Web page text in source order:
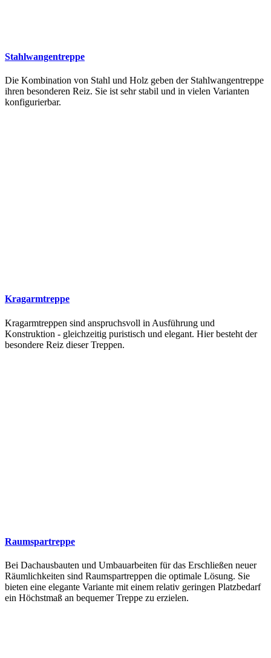
Stahlwangentreppe
Die Kombination von Stahl und Holz geben der Stahlwangentreppe
ihren besonderen Reiz. Sie ist sehr stabil und in vielen Varianten
konfigurierbar.
Kragarmtreppe
Kragarmtreppen sind anspruchsvoll in Ausführung und
Konstruktion - gleichzeitig puristisch und elegant. Hier besteht der
besondere Reiz dieser Treppen.
Raumspartreppe
Bei Dachausbauten und Umbauarbeiten für das Erschließen neuer
Räumlichkeiten sind Raumspartreppen die optimale Lösung. Sie
bieten eine elegante Variante mit einem relativ geringen Platzbedarf
ein Höchstmaß an bequemer Treppe zu erzielen.